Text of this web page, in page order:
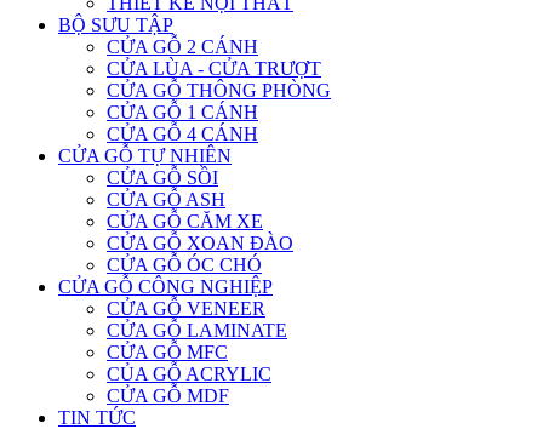
BỘ SƯU TẬP
CỬA GỖ 2 CÁNH
CỬA LÙA - CỬA TRƯỢT
CỬA GỖ THÔNG PHÒNG
CỬA GỖ 1 CÁNH
CỬA GỖ 4 CÁNH
CỬA GỖ TỰ NHIÊN
CỬA GỖ SỒI
CỬA GỖ ASH
CỬA GỖ CĂM XE
CỬA GỖ XOAN ĐÀO
CỬA GỖ ÓC CHÓ
CỬA GỖ CÔNG NGHIỆP
CỬA GỖ VENEER
CỬA GỖ LAMINATE
CỬA GỖ MFC
CỦA GỖ ACRYLIC
CỬA GỖ MDF
TIN TỨC